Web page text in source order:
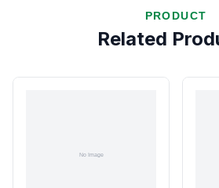
PRODUCT
Related